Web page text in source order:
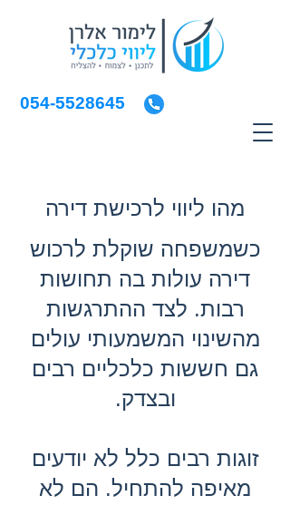
054-5528645
מהו ליווי לרכישת דירה
כשמשפחה שוקלת לרכוש
דירה עולות בה תחושות
רבות. לצד ההתרגשות
מהשינוי המשמעותי עולים
גם חששות כלכליים רבים
ובצדק.
זוגות רבים כלל לא יודעים
מאיפה להתחיל. הם לא